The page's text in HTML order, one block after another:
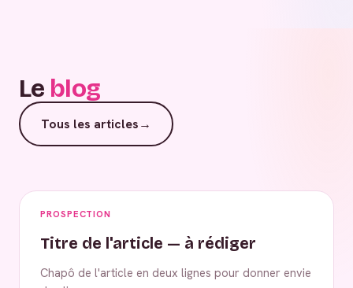
Le blog
Tous les articles→
PROSPECTION
Titre de l'article — à rédiger
Chapô de l'article en deux lignes pour donner envie